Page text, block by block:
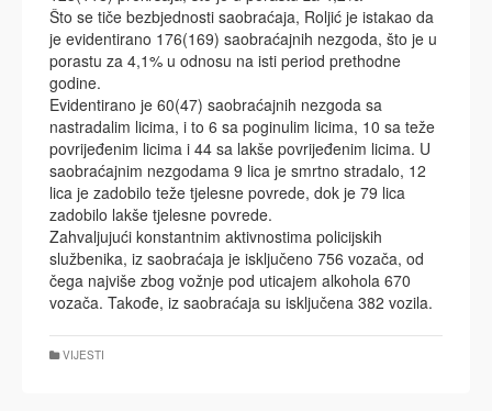
Što se tiče bezbjednosti saobraćaja, Roljić je istakao da
je evidentirano 176(169) saobraćajnih nezgoda, što je u
porastu za 4,1% u odnosu na isti period prethodne
godine.
Evidentirano je 60(47) saobraćajnih nezgoda sa
nastradalim licima, i to 6 sa poginulim licima, 10 sa teže
povrijeđenim licima i 44 sa lakše povrijeđenim licima. U
saobraćajnim nezgodama 9 lica je smrtno stradalo, 12
lica je zadobilo teže tjelesne povrede, dok je 79 lica
zadobilo lakše tjelesne povrede.
Zahvaljujući konstantnim aktivnostima policijskih
službenika, iz saobraćaja je isključeno 756 vozača, od
čega najviše zbog vožnje pod uticajem alkohola 670
vozača. Takođe, iz saobraćaja su isključena 382 vozila.
VIJESTI